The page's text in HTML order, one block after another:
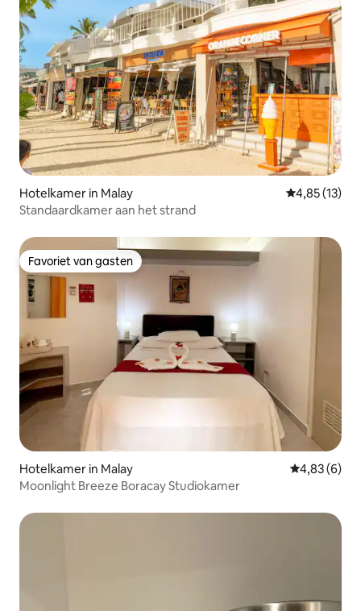
Hotelkamer in Malay Gemiddelde
4,85 (13)
Standaardkamer aan het strand
Favoriet van gasten
Favoriet van gasten
Hotelkamer in Malay Gemiddelde
4,83 (6)
Moonlight Breeze Boracay Studiokamer